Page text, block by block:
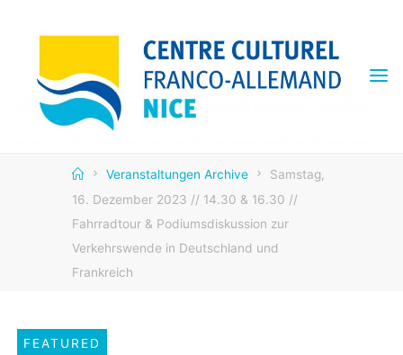
CENTRE
CULTUREL
FRANCO
HomeVeranstaltungen Archive
Samstag,
16. Dezember 2023 // 14.30 & 16.30 //
Fahrradtour & Podiumsdiskussion zur
Verkehrswende in Deutschland und
Frankreich
FEATURED